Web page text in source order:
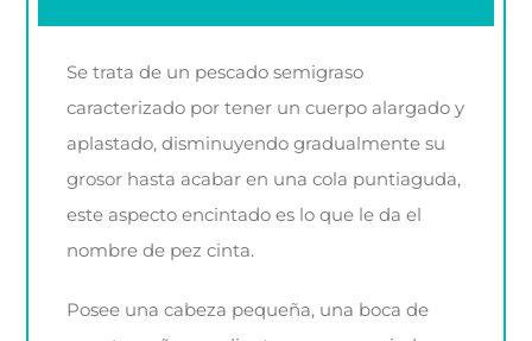
Se trata de un pescado semigraso
caracterizado por tener un cuerpo alargado y
aplastado, disminuyendo gradualmente su
grosor hasta acabar en una cola puntiaguda,
este aspecto encintado es lo que le da el
nombre de pez cinta.
Posee una cabeza pequeña, una boca de